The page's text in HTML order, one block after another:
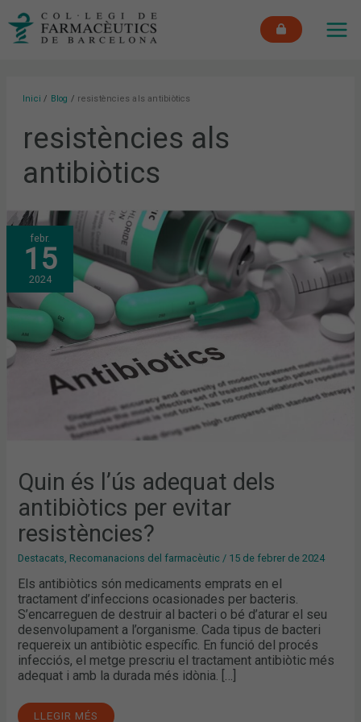
Inici Blog resistències als antibiòtics
resistències als
antibiòtics
febr.
15
2024
Quin és l’ús adequat dels
antibiòtics per evitar
resistències?
Destacats, Recomanacions del farmacèutic / 15 de febrer de 2024
Els antibiòtics són medicaments emprats en el
tractament d’infeccions ocasionades per bacteris.
S’encarreguen de destruir al bacteri o bé d’aturar el seu
desenvolupament a l’organisme. Cada tipus de bacteri
requereix un antibiòtic específic. En funció del procés
infecciós, el metge prescriu el tractament antibiòtic més
adequat i amb la durada més idònia. […]
QUIN
ÉS
L’ÚS
ADEQUAT
DELS
ANTIBIÒTICS
PER
EVITAR
RESISTÈNCIES?
LLEGIR MÉS